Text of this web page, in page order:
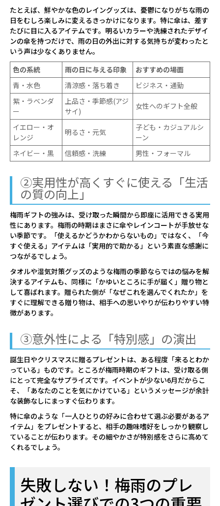
ラン)
【晴雨兼用 折りたたみ日傘】ハンウェ
イ(ＨＡＮＷＡＹ)Lace(レース)
05まとめ
06このページで紹介したブランド
PAUL & JOE ACCESSOIRES（ポールアン
ドジョー アクセソワ）
estaa（エスタ）
mila schon（ミラ・ショーン）
ーレン）
MACKINTOSH PHILOSOPHY（マッキン
トッシュ フィロソフィー）
HANWAY（ハンウェイ）
たとえば、鮮やかな色のレイングッズは、憂鬱になりがちな雨の
日をむしろ楽しみに変えるきっかけになります。特に傘は、差す
たびに目に入るアイテムです。明るいカラーや洗練されたデザイ
ンの傘を持つだけで、雨の日の外出に対する気持ちが変わったと
いう声は少なくありません。
色の系統
雨の日に与える印象
おすすめの場面
青・水色
清涼感・落ち着き
ビジネス・通勤
紫・ラベンダ
ー
上品さ・季節感(アジ
サイ)
女性へのギフト全般
イエロー・オ
レンジ
明るさ・元気
子ども・カジュアルシ
ーン
ネイビー・黒
信頼感・洗練 男性・フォーマル
②実用性が高くすぐに使える「生活
の質の向上」
梅雨ギフトの強みは、受け取った瞬間から即座に活用できる実用
性にあります。梅雨の時期はまさに傘やレインコートが手放せな
い季節です。「使えるかどうかわからないもの」ではなく、「今
すぐ使える」アイテムは「実用的で助かる」という素直な感謝に
つながるでしょう。
タオルや湿気対策グッズのような梅雨の季節ならではの悩みを解
決するアイテムも、同様に「かゆいところに手が届く」贈り物と
して喜ばれます。贈られた側が「なぜこれを選んでくれたか」を
すぐに理解できる贈り物は、相手への思いやりが伝わりやすい特
徴があります。
③意外性による「特別感」の演出
誕生日やクリスマスに贈るプレゼントは、ある程度「来るとわか
っている」ものです。ところが梅雨時期のギフトは、受け取る側
にとって完全なサプライズです。イベントが少ない6月だからこ
そ、「あなたのことを気にかけている」というメッセージが余計
な装飾なしにまっすぐ伝わります。
特に傘のような「一人ひとりの好みに合わせて選ぶ必要があるア
イテム」をプレゼントすると、相手の趣味嗜好をしっかり観察し
ていることが伝わります。その細やかさが特別感をさらに高めて
くれるでしょう。
失敗しない！梅雨のプレ